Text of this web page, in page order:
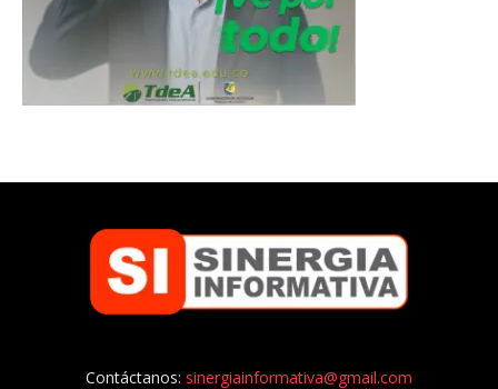
Contáctanos: sinergiainformativa@gmail.com